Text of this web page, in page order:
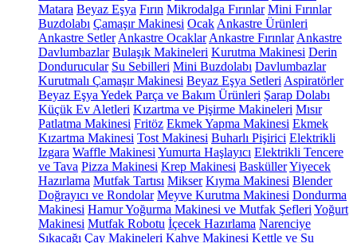
Matara Beyaz Eşya Fırın Mikrodalga Fırınlar Mini Fırınlar
Buzdolabı Çamaşır Makinesi Ocak Ankastre Ürünleri
Ankastre Setler Ankastre Ocaklar Ankastre Fırınlar Ankastre
Davlumbazlar Bulaşık Makineleri Kurutma Makinesi Derin
Dondurucular Su Sebilleri Mini Buzdolabı Davlumbazlar
Kurutmalı Çamaşır Makinesi Beyaz Eşya Setleri Aspiratörler
Beyaz Eşya Yedek Parça ve Bakım Ürünleri Şarap Dolabı
Küçük Ev Aletleri Kızartma ve Pişirme Makineleri Mısır
Patlatma Makinesi Fritöz Ekmek Yapma Makinesi Ekmek
Kızartma Makinesi Tost Makinesi Buharlı Pişirici Elektrikli
Izgara Waffle Makinesi Yumurta Haşlayıcı Elektrikli Tencere
ve Tava Pizza Makinesi Krep Makinesi BasküllerYiyecek
Hazırlama Mutfak Tartısı Mikser Kıyma Makinesi Blender
Doğrayıcı ve Rondolar Meyve Kurutma Makinesi Dondurma
Makinesi Hamur Yoğurma Makinesi ve Mutfak Şefleri Yoğurt
Makinesi Mutfak Robotu İçecek Hazırlama Narenciye
Sıkacağı Çay Makineleri Kahve Makinesi Kettle ve Su